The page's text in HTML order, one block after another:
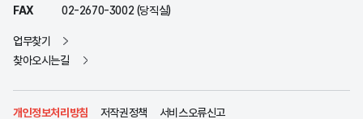
FAX
02-2670-3002 (당직실)
업무찾기
찾아오시는길
개인정보처리방침 저작권정책 서비스오류신고